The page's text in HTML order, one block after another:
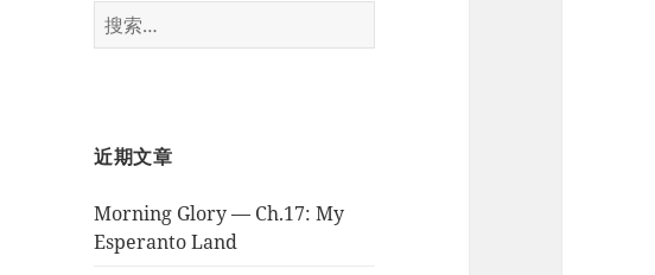
搜
索：
近期文章
Morning Glory — Ch.17: My
Esperanto Land